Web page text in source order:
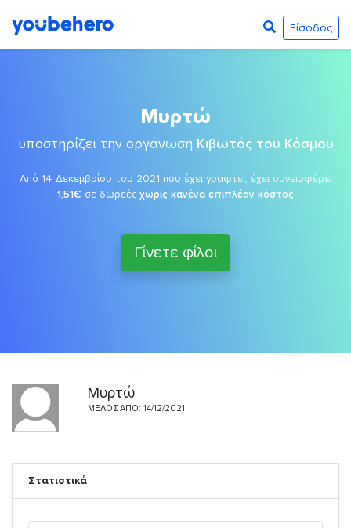
Είσοδος
Μυρτώ
υποστηρίζει την οργάνωση Κιβωτός του Κόσμου
Από 14 Δεκεμβρίου του 2021 που έχει γραφτεί, έχει συνεισφέρει
1,51€ σε δωρεές χωρίς κανένα επιπλέον κόστος
Γίνετε φίλοι
Μυρτώ
ΜΈΛΟΣ ΑΠΌ: 14/12/2021
Στατιστικά